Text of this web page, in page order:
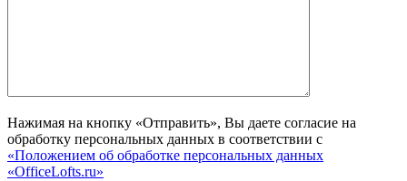
Нажимая на кнопку «Отправить», Вы даете согласие на
обработку персональных данных в соответствии с
«Положением об обработке персональных данных
«OfficeLofts.ru»